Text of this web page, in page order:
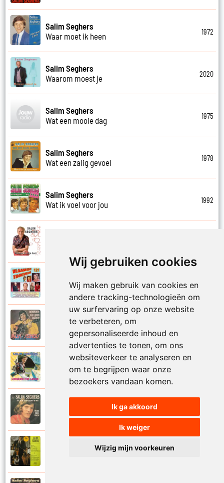
Wij gebruiken cookies
Wij maken gebruik van cookies en
andere tracking-technologieën om
uw surfervaring op onze website
te verbeteren, om
gepersonaliseerde inhoud en
advertenties te tonen, om ons
websiteverkeer te analyseren en
om te begrijpen waar onze
bezoekers vandaan komen.
Ik ga akkoord
Ik weiger
Wijzig mijn voorkeuren
Salim Seghers
Waar moet ik heen
1972
Salim Seghers
Waarom moest je
2020
Salim Seghers
Wat een mooie dag
1975
Salim Seghers
Wat een zalig gevoel
1978
Salim Seghers
Wat ik voel voor jou
1992
Wij vieren feest
Salim Seghers
Woorden zijn geen daden
Salim Seghers
Zefke Mols
Zeg ben je echt boos op mij